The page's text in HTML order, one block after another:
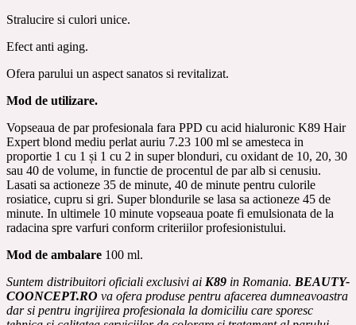
Stralucire si culori unice.
Efect anti aging.
Ofera parului un aspect sanatos si revitalizat.
Mod de utilizare.
Vopseaua de par profesionala fara PPD cu acid hialuronic K89 Hair
Expert blond mediu perlat auriu 7.23 100 ml se amesteca in
proportie 1 cu 1 și 1 cu 2 in super blonduri, cu oxidant de 10, 20, 30
sau 40 de volume, in functie de procentul de par alb si cenusiu.
Lasati sa actioneze 35 de minute, 40 de minute pentru culorile
rosiatice, cupru si gri. Super blondurile se lasa sa actioneze 45 de
minute. In ultimele 10 minute vopseaua poate fi emulsionata de la
radacina spre varfuri conform criteriilor profesionistului.
Mod de ambalare 100 ml.
Suntem distribuitori oficiali exclusivi ai K89 in Romania. BEAUTY-
COONCEPT.RO va ofera produse pentru afacerea dumneavoastra
dar si pentru ingrijirea profesionala la domiciliu care sporesc